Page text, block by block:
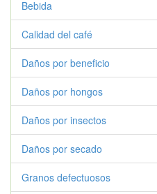
Bebida
Calidad del café
Daños por beneficio
Daños por hongos
Daños por insectos
Daños por secado
Granos defectuosos